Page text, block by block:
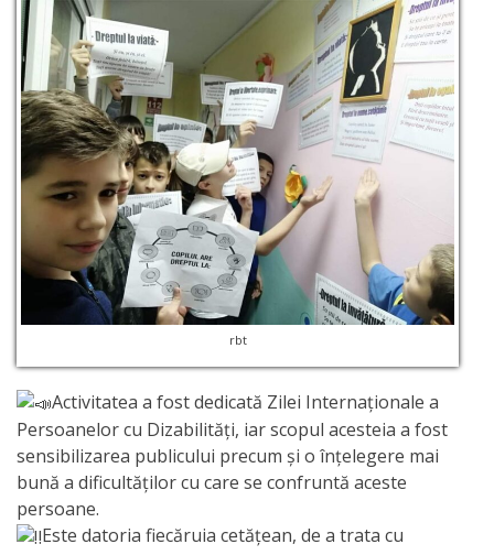
Managementul
instituției
Planuri
de
activitate
Parteneriate
Proiecte
Rapoarte
de
activitate
Transparență
rbt
Activitatea a fost dedicată Zilei Internaționale a
Persoanelor cu Dizabilităţi, iar scopul acesteia a fost
sensibilizarea publicului precum și o înțelegere mai
bună a dificultăților cu care se confruntă aceste
persoane.
Este datoria fiecăruia cetățean, de a trata cu